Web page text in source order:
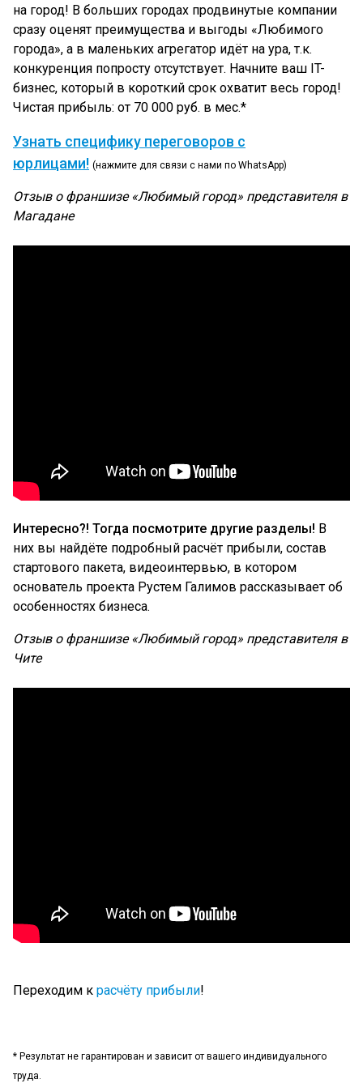
на город! В больших городах продвинутые компании
сразу оценят преимущества и выгоды «Любимого
города», а в маленьких агрегатор идёт на ура, т.к.
конкуренция попросту отсутствует. Начните ваш IT-
бизнес, который в короткий срок охватит весь город!
Чистая прибыль: от 70 000 руб. в мес.*
Узнать специфику переговоров с
юрлицами! (нажмите для связи с нами по WhatsApp)
Отзыв о франшизе «Любимый город» представителя в
Магадане
Интересно?! Тогда посмотрите другие разделы! В
них вы найдёте подробный расчёт прибыли, состав
стартового пакета, видеоинтервью, в котором
основатель проекта Рустем Галимов рассказывает об
особенностях бизнеса.
Отзыв о франшизе «Любимый город» представителя в
Чите
Переходим к расчёту прибыли!
* Результат не гарантирован и зависит от вашего индивидуального
труда.